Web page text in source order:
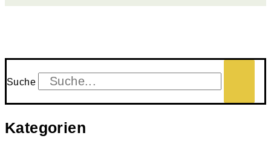
Suche
Kategorien